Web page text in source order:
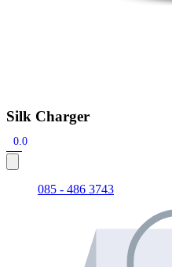
Silk Charger
0.0
085 - 486 3743